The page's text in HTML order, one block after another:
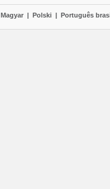
Magyar | Polski | Português